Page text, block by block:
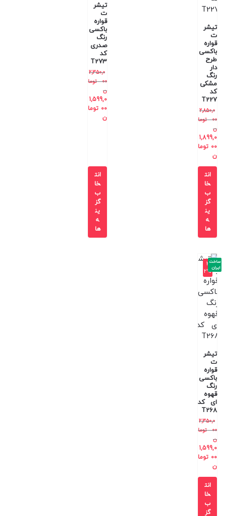
تیشر
ت
قواره
باکسی
طرح
دار
رنگ
مشکی
کد
T227
2,850,0
00
توما
ن
1,899,0
00 توما
ن
انت
خا
ب
گز
ین
ه
ها
تیشر
ت
قواره
باکسی
رنگ
صدری
کد
T273
2,350,0
00
توما
ن
1,599,0
00 توما
ن
انت
خا
ب
گز
ین
ه
ها
-3
2%
تیشر
ت
قواره
باکسی
رنگ
قهوه
ای کد
T268
2,350,0
00
توما
ن
1,599,0
00 توما
ن
ساخت
ایران
انت
خا
ب
گز